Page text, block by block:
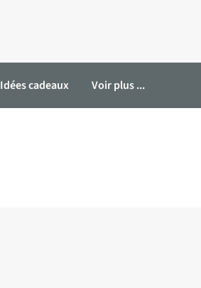
Idées cadeaux Voir plus ...